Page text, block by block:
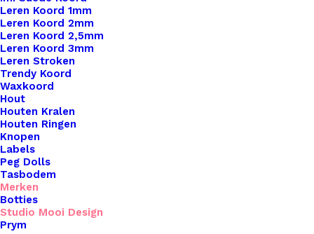
Leren Koord 1mm
Leren Koord 2mm
Leren Koord 2,5mm
Leren Koord 3mm
Leren Stroken
Trendy Koord
Waxkoord
Hout
Houten Kralen
Houten Ringen
Knopen
Labels
Peg Dolls
Tasbodem
Merken
Botties
Studio Mooi Design
Prym
€